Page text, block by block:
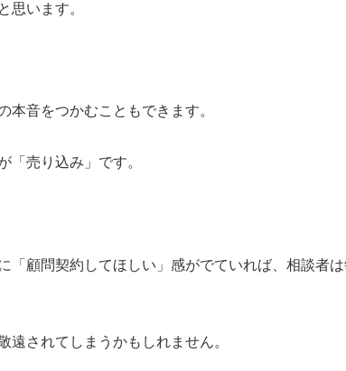
思います。
本音をつかむこともできます。
「売り込み」です。
「顧問契約してほしい」感がでていれば、相談者
遠されてしまうかもしれません。